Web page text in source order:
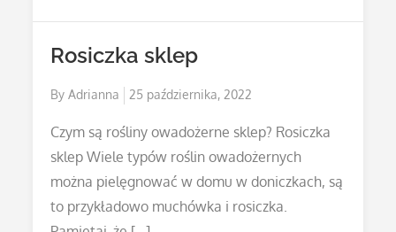
Rosiczka sklep
ByAdrianna
Posted
25 października, 2022
Czym są rośliny owadożerne sklep? Rosiczka
sklep Wiele typów roślin owadożernych
można pielęgnować w domu w doniczkach, są
to przykładowo muchówka i rosiczka.